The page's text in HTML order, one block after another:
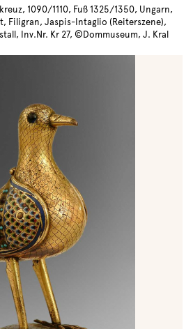
1090/1110, Fuß 1325/1350, Ungarn,
Filigran, Jaspis-Intaglio (Reiterszene),
Inv.Nr. Kr 27, ©Dommuseum, J. Kral